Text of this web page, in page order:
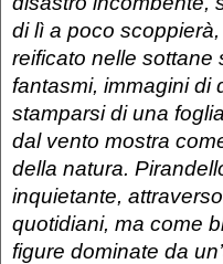
di lì a poco
reificato nelle sottane
fantasmi, immagini di
stamparsi di una
dal vento mostra
della natura.
inquietante,
quotidiani, ma come
figure dominate da